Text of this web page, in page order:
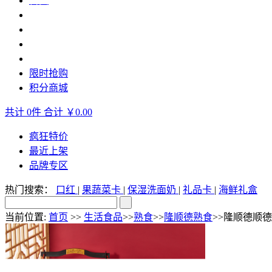
限时抢购
积分商城
共计 0件 合计 ￥0.00
疯狂特价
最近上架
品牌专区
热门搜索： 口红 | 果蔬菜卡 | 保湿洗面奶 | 礼品卡 | 海鲜礼盒
当前位置: 首页 >> 生活食品>>熟食>>隆顺德熟食>>隆顺德顺